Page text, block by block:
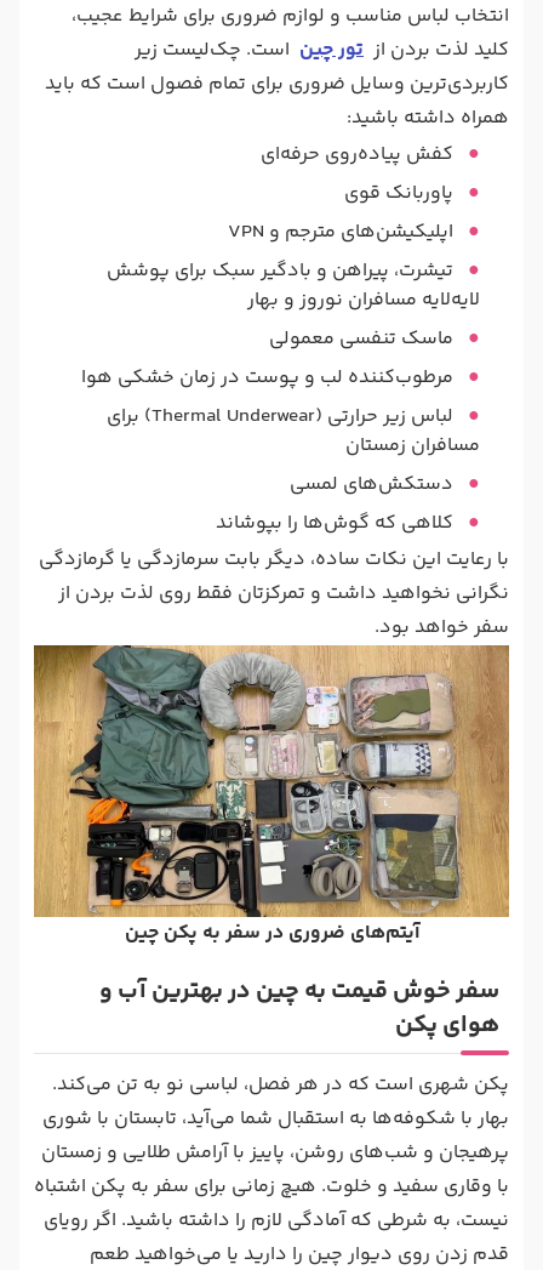
انتخاب لباس مناسب و لوازم ضروری برای شرایط عجیب،
کلید لذت بردن از تور چین است. چک‌لیست زیر
کاربردی‌ترین وسایل ضروری برای تمام فصول است که باید
همراه داشته باشید:
کفش پیاده‌روی حرفه‌ای
پاوربانک قوی
اپلیکیشن‌های مترجم و VPN
تیشرت، پیراهن و بادگیر سبک برای پوشش
لایه‌لایه مسافران نوروز و بهار
ماسک تنفسی معمولی
مرطوب‌کننده لب و پوست در زمان خشکی هوا
لباس زیر حرارتی (Thermal Underwear) برای
مسافران زمستان
دستکش‌های لمسی
کلاهی که گوش‌ها را بپوشاند
با رعایت این نکات ساده، دیگر بابت سرمازدگی یا گرمازدگی
نگرانی نخواهید داشت و تمرکزتان فقط روی لذت بردن از
سفر خواهد بود.
آیتم‌های ضروری در سفر به پکن چین
سفر خوش قیمت به چین در بهترین آب و
هوای پکن
پکن شهری است که در هر فصل، لباسی نو به تن می‌کند.
بهار با شکوفه‌ها به استقبال شما می‌آید، تابستان با شوری
پرهیجان و شب‌های روشن، پاییز با آرامش طلایی و زمستان
با وقاری سفید و خلوت. هیچ زمانی برای سفر به پکن اشتباه
نیست، به شرطی که آمادگی لازم را داشته باشید. اگر رویای
قدم زدن روی دیوار چین را دارید یا می‌خواهید طعم